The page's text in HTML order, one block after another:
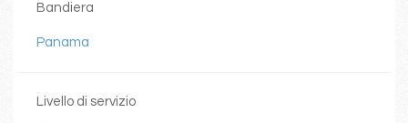
Bandiera
Panama
Livello di servizio